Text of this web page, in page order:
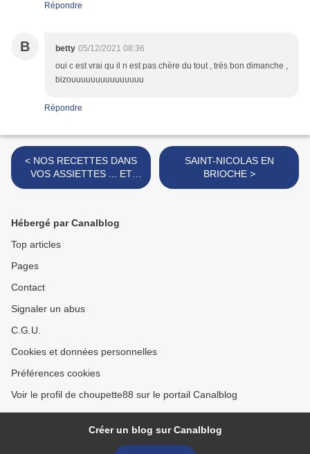
Répondre
B betty 05/12/2021 08:36
oui c est vrai qu il n est pas chère du tout , très bon dimanche ,
bizouuuuuuuuuuuuuuu
Répondre
< NOS RECETTES DANS
VOS ASSIETTES ... ET
UNE PETITE PAUSE
SAINT-NICOLAS EN
BRIOCHE >
Hébergé par Canalblog
Top articles
Pages
Contact
Signaler un abus
C.G.U.
Cookies et données personnelles
Préférences cookies
Voir le profil de choupette88 sur le portail Canalblog
Créer un blog sur Canalblog